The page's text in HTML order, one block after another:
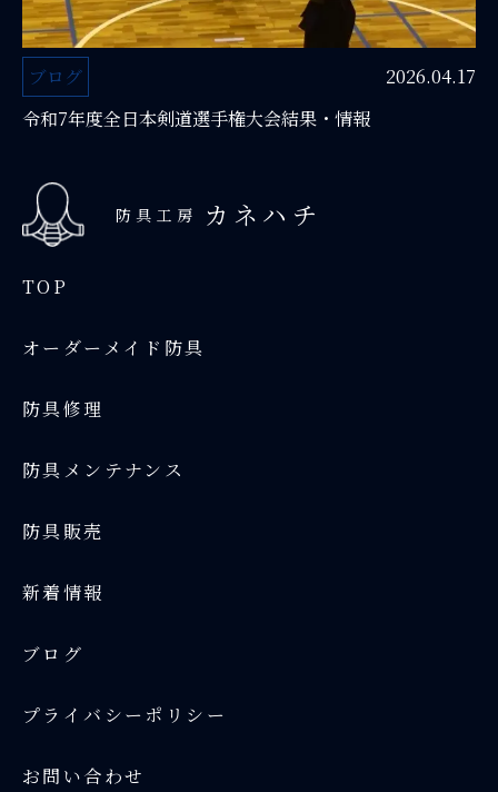
ブログ
2026.04.17
令和7年度全日本剣道選手権大会結果・情報
防具工房 カネハチ
TOP
オーダーメイド防具
防具修理
防具メンテナンス
防具販売
新着情報
ブログ
プライバシーポリシー
お問い合わせ